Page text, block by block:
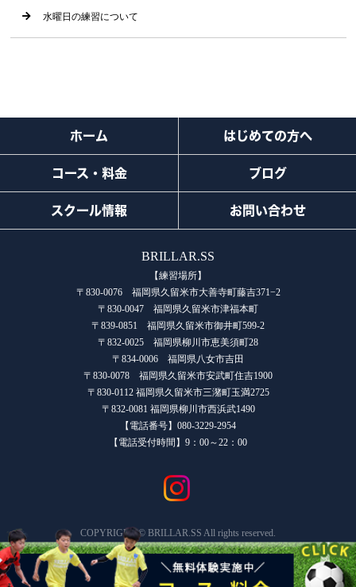
水曜日の練習について
ホーム はじめての方へ
コース・料金 ブログ
スクール情報 お問い合わせ
BRILLAR.SS
【練習場所】
〒830-0076 福岡県久留米市大善寺町藤吉371−2
〒830-0047 福岡県久留米市津福本町
〒839-0851 福岡県久留米市御井町599-2
〒832-0025 福岡県柳川市恵美須町28
〒834-0006 福岡県八女市吉田
〒830-0078 福岡県久留米市安武町住吉1900
〒830-0112 福岡県久留米市三潴町玉満2725
〒832-0081 福岡県柳川市西浜武1490
【電話番号】080-3229-2954
【電話受付時間】9：00～22：00
COPYRIGHT © BRILLAR.SS All rights reserved.